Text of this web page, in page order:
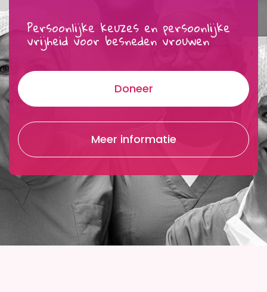
Persoonlijke keuzes en persoonlijke
vrijheid voor besneden vrouwen
Doneer
Meer informatie